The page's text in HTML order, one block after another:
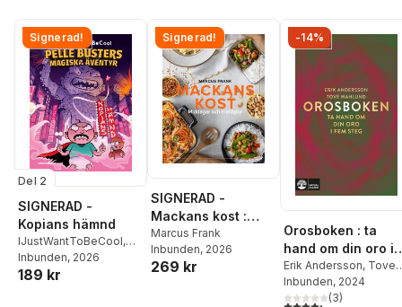
Signerad!
Del 2
SIGNERAD -
Kopians hämnd
IJustWantToBeCool,
Joel Adolphson
Ejdemo Beer
Inbunden, 2026
189 kr
Signerad!
SIGNERAD -
Mackans kost :
Middagar och
matlådor
Marcus Frank
Inbunden, 2026
269 kr
-14%
Orosboken : ta
hand om din oro i
fem steg
Erik Andersson, Tove
Wahlund
Inbunden, 2024
4,3utav 5 stjärnor.
(3)